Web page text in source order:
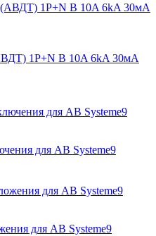
1P+N B 10A 6kA 30мА
для АВ Systeme9
для АВ Systeme9